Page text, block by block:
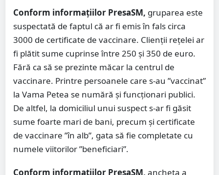
Conform informațiilor PresaSM, gruparea este
suspectată de faptul că ar fi emis în fals circa
3000 de certificate de vaccinare. Clienții rețelei ar
fi plătit sume cuprinse între 250 și 350 de euro.
Fără ca să se prezinte măcar la centrul de
vaccinare. Printre persoanele care s-au ”vaccinat”
la Vama Petea se numără și funcționari publici.
De altfel, la domiciliul unui suspect s-ar fi găsit
sume foarte mari de bani, precum și certificate
de vaccinare ”în alb”, gata să fie completate cu
numele viitorilor ”beneficiari”.
Conform informațiilor PresaSM, ancheta a